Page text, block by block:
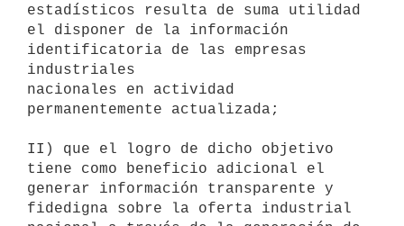
estadísticos resulta de suma utilidad
el disponer de la información
identificatoria de las empresas
industriales
nacionales en actividad
permanentemente actualizada;
II) que el logro de dicho objetivo
tiene como beneficio adicional el
generar información transparente y
fidedigna sobre la oferta industrial